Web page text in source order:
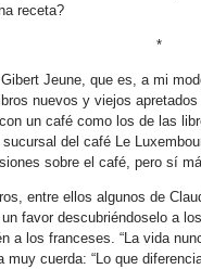
receta?
*
Jeune, que es, a mi
nuevos y viejos
un café como los de las
del café Le
sobre el café, pero sí
entre ellos algunos de
favor descubriéndoselo a
a los franceses. “La vida
cuerda: “Lo que